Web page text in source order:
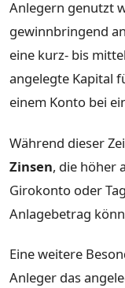
Anlegern genutzt
gewinnbringend
eine kurz- bis
angelegte Kapital
einem Konto bei
Während dieser
Zinsen, die höher
Girokonto oder
Anlagebetrag
Eine weitere
Anleger das